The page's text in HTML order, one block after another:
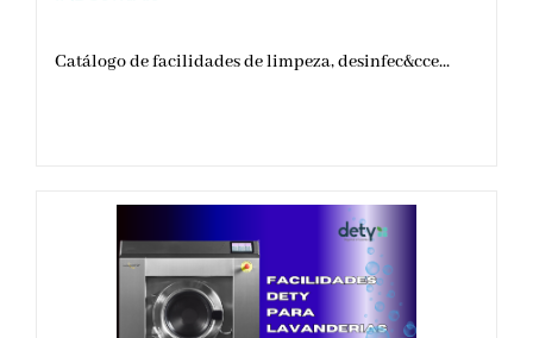
Catálogo de facilidades de limpeza, desinfec&cce...